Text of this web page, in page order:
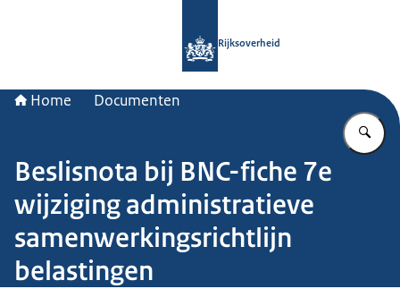
Rijksoverheid
Home Documenten
Beslisnota bij BNC-fiche 7e
wijziging administratieve
samenwerkingsrichtlijn
belastingen